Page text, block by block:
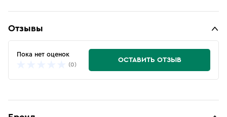
Отзывы
Пока нет оценок
(0)
ОСТАВИТЬ ОТЗЫВ